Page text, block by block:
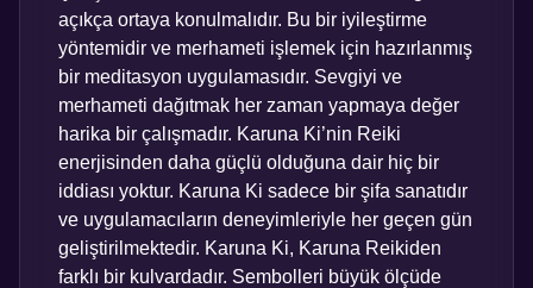
açıkça ortaya konulmalıdır. Bu bir iyileştirme
yöntemidir ve merhameti işlemek için hazırlanmış
bir meditasyon uygulamasıdır. Sevgiyi ve
merhameti dağıtmak her zaman yapmaya değer
harika bir çalışmadır. Karuna Ki’nin Reiki
enerjisinden daha güçlü olduğuna dair hiç bir
iddiası yoktur. Karuna Ki sadece bir şifa sanatıdır
ve uygulamacıların deneyimleriyle her geçen gün
geliştirilmektedir. Karuna Ki, Karuna Reikiden
farklı bir kulvardadır. Sembolleri büyük ölçüde